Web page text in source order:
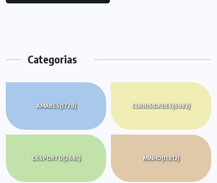
Categorias
AMARES(1728) CURIOSIDADES(6982)
DESPORTO(2665) MINHO(11812)